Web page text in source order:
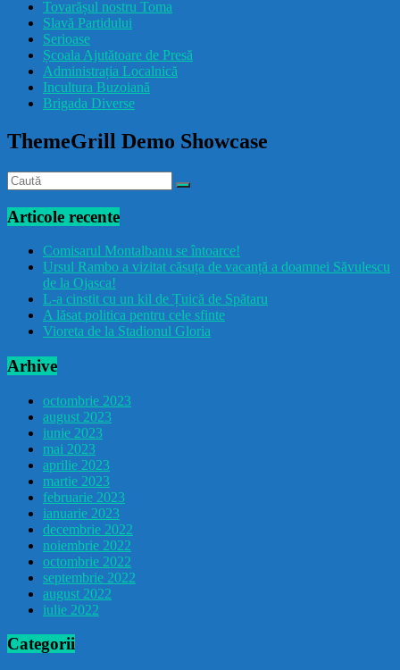
drăcușorulbuzoian
Tovarășul nostru Toma
Slavă Partidului
Serioase
Școala Ajutătoare de Presă
Administrația Localnică
Incultura Buzoiană
Brigada Diverse
ThemeGrill Demo Showcase
Articole recente
Comisarul Montalbanu se întoarce!
Ursul Rambo a vizitat căsuța de vacanță a doamnei Săvulescu
de la Ojasca!
L-a cinstit cu un kil de Țuică de Spătaru
A lăsat politica pentru cele sfinte
Vioreta de la Stadionul Gloria
Arhive
octombrie 2023
august 2023
iunie 2023
mai 2023
aprilie 2023
martie 2023
februarie 2023
ianuarie 2023
decembrie 2022
noiembrie 2022
octombrie 2022
septembrie 2022
august 2022
iulie 2022
Categorii